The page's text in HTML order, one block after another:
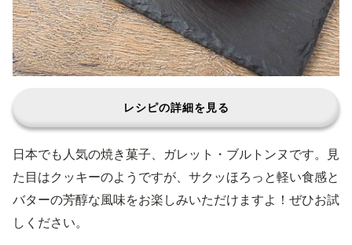
レシピの詳細を見る
日本でも人気の焼き菓子、ガレット・ブルトンヌです。見
た目はクッキーのようですが、サクッほろっと軽い食感と
バターの芳醇な風味をお楽しみいただけますよ！ぜひお試
しください。